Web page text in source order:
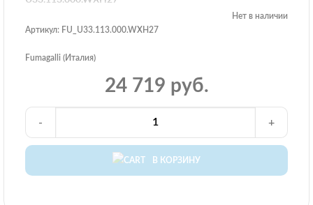
Нет в наличии
Артикул: FU_U33.113.000.WXH27
Fumagalli (Италия)
24 719 руб.
В КОРЗИНУ
- +